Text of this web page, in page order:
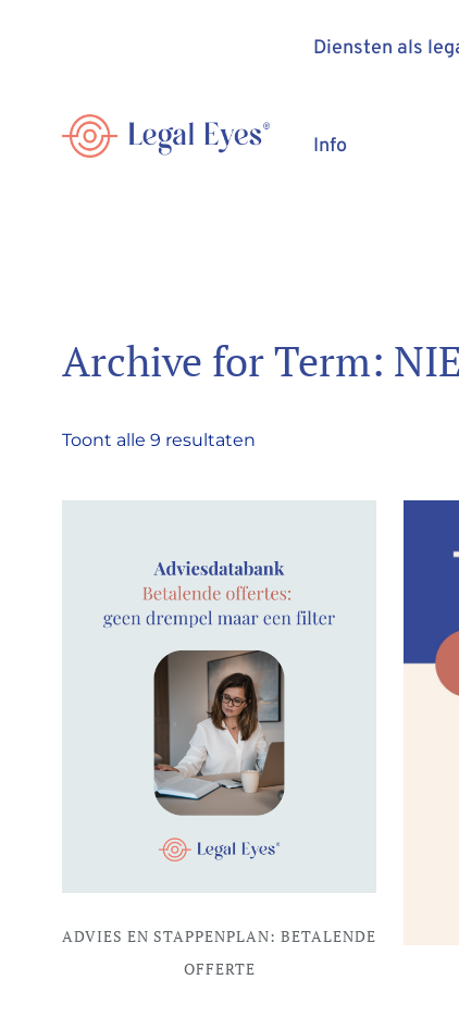
Diensten als
Info
Archive for Term:
Toont alle 9 resultaten
ADVIES EN STAPPENPLAN: BETALENDE
OFFERTE